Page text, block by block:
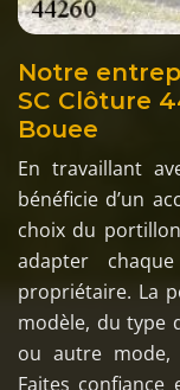
Notre
SC Clôture
Bouee
En travaillant
bénéficie d’un
choix du
adapter
propriétaire. La
modèle, du type
ou autre mode,
Faites